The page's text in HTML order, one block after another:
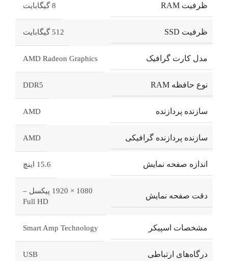
ظرفیت RAM 8 گیگابایت
ظرفیت SSD 512 گیگابایت
مدل کارت گرافیک AMD Radeon Graphics
نوع حافظه RAM DDR5
سازنده پردازنده AMD
سازنده پردازنده گرافیکی AMD
اندازه صفحه نمایش 15.6 اینچ
دقت صفحه نمایش
1080 × 1920 پیکسل –
Full HD
مشخصات اسپیکر Smart Amp Technology
درگاه‌های ارتباطی USB